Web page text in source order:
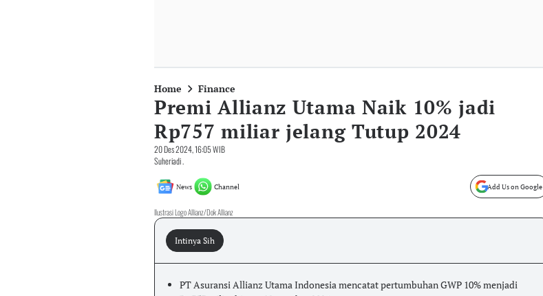
Home Finance
Premi Allianz Utama Naik 10% jadi
Rp757 miliar jelang Tutup 2024
20 Des 2024, 16:05 WIB
Suheriadi .
News Channel Add Us on Google
Ilustrasi Logo Allianz/Dok Allianz
Intinya Sih
PT Asuransi Allianz Utama Indonesia mencatat pertumbuhan GWP 10% menjadi